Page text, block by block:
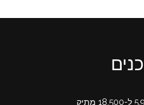
מהכנסה נדל"נית של 5,900 ל-18,500 מתיק